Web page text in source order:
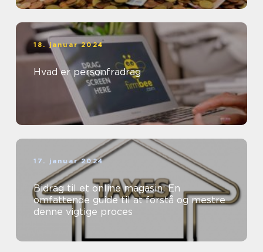
18. januar 2024
Hvad er personfradrag
17. januar 2024
Bidrag til et online magasin: En
omfattende guide til at forstå og mestre
denne vigtige proces